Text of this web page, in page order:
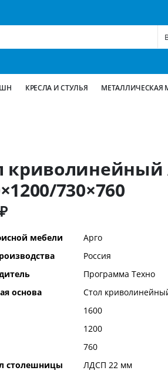
КРЕСЛА И СТУЛЬЯ МЕТАЛЛИЧЕСКАЯ
криволинейный
730×760
мебели
Арго
Россия
Программа Техно
основа
Стол
1600
1200
760
столешницы
ЛДСП 22 мм